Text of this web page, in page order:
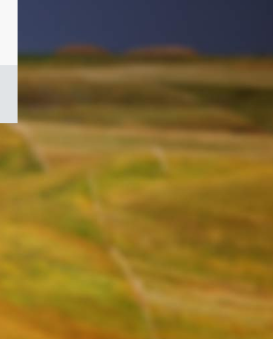
Symbole
du